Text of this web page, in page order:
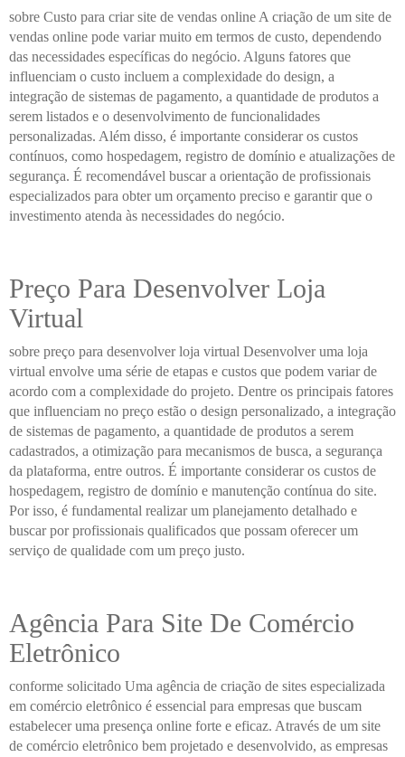
sobre Custo para criar site de vendas online A criação de um site de
vendas online pode variar muito em termos de custo, dependendo
das necessidades específicas do negócio. Alguns fatores que
influenciam o custo incluem a complexidade do design, a
integração de sistemas de pagamento, a quantidade de produtos a
serem listados e o desenvolvimento de funcionalidades
personalizadas. Além disso, é importante considerar os custos
contínuos, como hospedagem, registro de domínio e atualizações de
segurança. É recomendável buscar a orientação de profissionais
especializados para obter um orçamento preciso e garantir que o
investimento atenda às necessidades do negócio.
Preço Para Desenvolver Loja
Virtual
sobre preço para desenvolver loja virtual Desenvolver uma loja
virtual envolve uma série de etapas e custos que podem variar de
acordo com a complexidade do projeto. Dentre os principais fatores
que influenciam no preço estão o design personalizado, a integração
de sistemas de pagamento, a quantidade de produtos a serem
cadastrados, a otimização para mecanismos de busca, a segurança
da plataforma, entre outros. É importante considerar os custos de
hospedagem, registro de domínio e manutenção contínua do site.
Por isso, é fundamental realizar um planejamento detalhado e
buscar por profissionais qualificados que possam oferecer um
serviço de qualidade com um preço justo.
Agência Para Site De Comércio
Eletrônico
conforme solicitado Uma agência de criação de sites especializada
em comércio eletrônico é essencial para empresas que buscam
estabelecer uma presença online forte e eficaz. Através de um site
de comércio eletrônico bem projetado e desenvolvido, as empresas